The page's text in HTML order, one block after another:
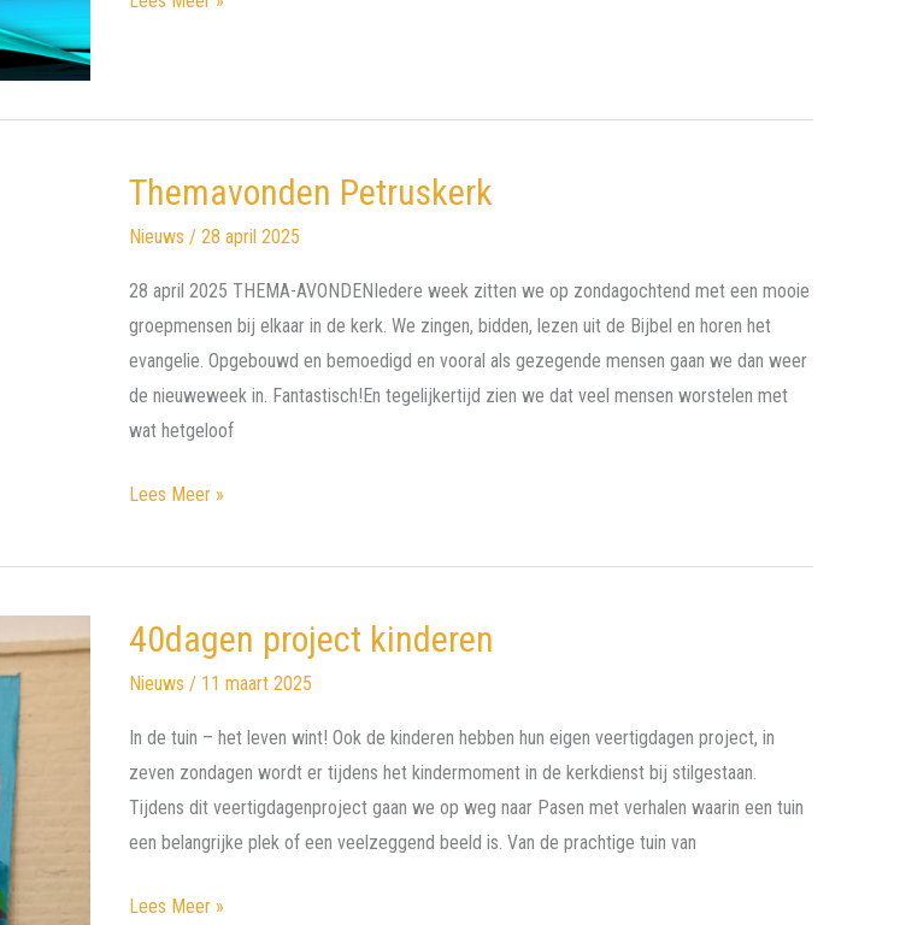
Themavonden Petruskerk
Nieuws / 28 april 2025
28 april 2025 THEMA-AVONDENIedere week zitten we op zondagochtend met een mooie
groepmensen bij elkaar in de kerk. We zingen, bidden, lezen uit de Bijbel en horen het
evangelie. Opgebouwd en bemoedigd en vooral als gezegende mensen gaan we dan weer
de nieuweweek in. Fantastisch!En tegelijkertijd zien we dat veel mensen worstelen met
wat hetgeloof
Themavonden
Lees Meer »
40dagen project kinderen
Nieuws / 11 maart 2025
In de tuin – het leven wint! Ook de kinderen hebben hun eigen veertigdagen project, in
zeven zondagen wordt er tijdens het kindermoment in de kerkdienst bij stilgestaan.
Tijdens dit veertigdagenproject gaan we op weg naar Pasen met verhalen waarin een tuin
een belangrijke plek of een veelzeggend beeld is. Van de prachtige tuin van
40dagen
Lees Meer »